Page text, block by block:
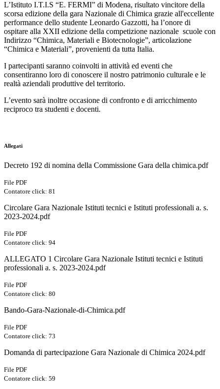
L’Istituto I.T.I.S “E. FERMI” di Modena, risultato vincitore della
scorsa edizione della gara Nazionale di Chimica grazie all'eccellente
performance dello studente Leonardo Gazzotti, ha l’onore di
ospitare alla XXII edizione della competizione nazionale scuole con
Indirizzo “Chimica, Materiali e Biotecnologie”, articolazione
“Chimica e Materiali”, provenienti da tutta Italia.
I partecipanti saranno coinvolti in attività ed eventi che
consentiranno loro di conoscere il nostro patrimonio culturale e le
realtà aziendali produttive del territorio.
L’evento sarà inoltre occasione di confronto e di arricchimento
reciproco tra studenti e docenti.
Allegati
Decreto 192 di nomina della Commissione Gara della chimica.pdf
File PDF
Contatore click: 81
Circolare Gara Nazionale Istituti tecnici e Istituti professionali a. s.
2023-2024.pdf
File PDF
Contatore click: 94
ALLEGATO 1 Circolare Gara Nazionale Istituti tecnici e Istituti
professionali a. s. 2023-2024.pdf
File PDF
Contatore click: 80
Bando-Gara-Nazionale-di-Chimica.pdf
File PDF
Contatore click: 73
Domanda di partecipazione Gara Nazionale di Chimica 2024.pdf
File PDF
Contatore click: 59